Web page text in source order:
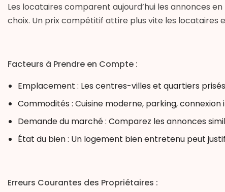
Les locataires comparent aujourd’hui les annonces
choix. Un prix compétitif attire plus vite les locataires
Facteurs à Prendre en Compte :
Emplacement : Les centres-villes et quartiers
Commodités : Cuisine moderne, parking,
Demande du marché : Comparez les annonces
État du bien : Un logement bien entretenu peut
Erreurs Courantes des Propriétaires :